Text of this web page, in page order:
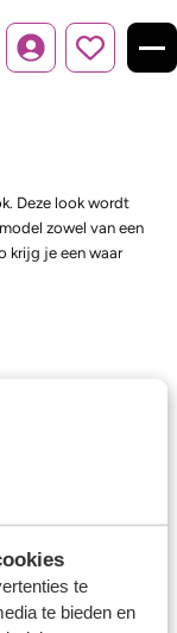
te
te bieden en
Inloggen
Deze look wordt
zowel van een
krijg je een waar